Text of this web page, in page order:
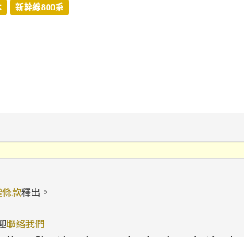
新幹線800系
條款釋出。
聯絡我們